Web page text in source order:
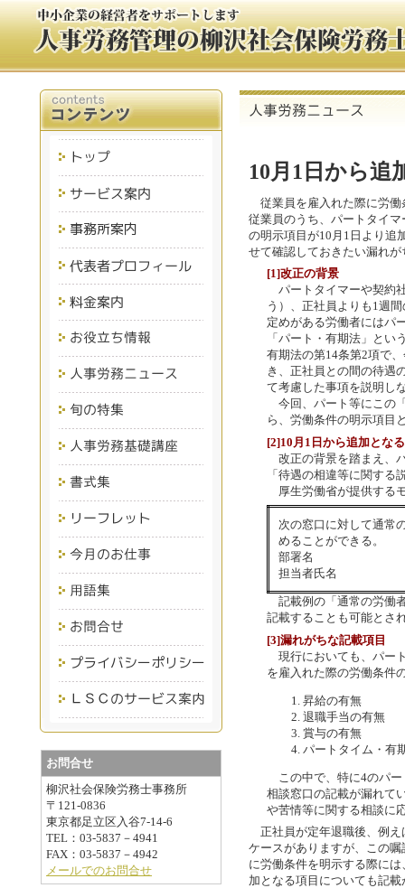
10月1日から追
従業員を雇入れた際に労働
従業員のうち、パートタイ
の明示項目が10月1日より追
せて確認しておきたい漏れ
[1]改正の背景
パートタイマーや契約
う）、正社員よりも1週
定めがある労働者にはパ
「パート・有期法」とい
有期法の第14条第2項で
き、正社員との間の待遇
て考慮した事項を説明し
今回、パート等にこの
ら、労働条件の明示項目
[2]10月1日から追加とな
改正の背景を踏まえ、
「待遇の相違等に関す
厚生労働省が提供する
次の窓口に対して通常
めることができる。
部署名
担当者氏名
記載例の「通常の労働
記載することも可能とさ
[3]漏れがちな記載項目
現行においても、パー
を雇入れた際の労働条件
昇給の有無
退職手当の有無
賞与の有無
パートタイム・有
この中で、特に4のパー
相談窓口の記載が漏れて
や苦情等に関する相談に
正社員が定年退職後、例え
ケースがありますが、この
に労働条件を明示する際に
加となる項目についても記
お問合せ
柳沢社会保険労務士事務所
〒121-0836
東京都足立区入谷7-14-6
TEL：03-5837－4941
FAX：03-5837－4942
メールでのお問合せ